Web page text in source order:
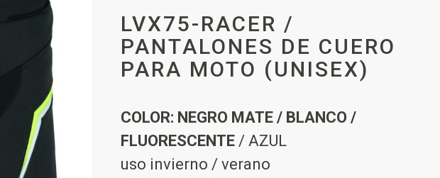
LVX75-RACER /
PANTALONES DE CUERO
PARA MOTO (UNISEX)
COLOR: NEGRO MATE / BLANCO /
FLUORESCENTE / AZUL
uso invierno / verano